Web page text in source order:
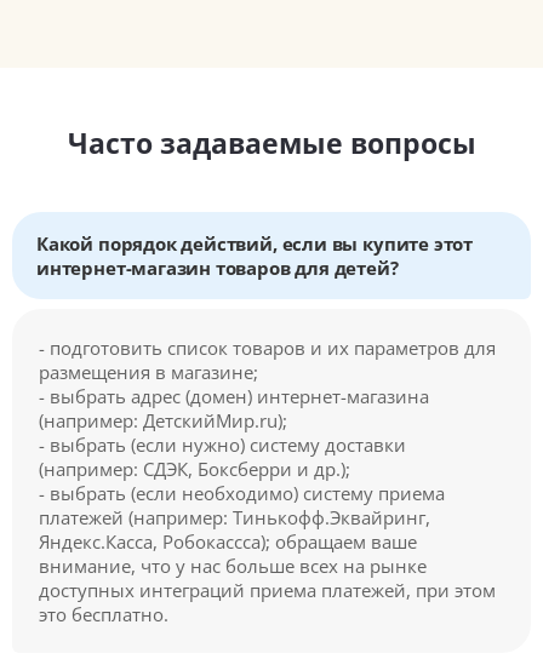
Часто задаваемые вопросы
Какой порядок действий, если вы купите этот
интернет-магазин товаров для детей?
- подготовить список товаров и их параметров для
размещения в магазине;
- выбрать адрес (домен) интернет-магазина
(например: ДетскийМир.ru);
- выбрать (если нужно) систему доставки
(например: СДЭК, Боксберри и др.);
- выбрать (если необходимо) систему приема
платежей (например: Тинькофф.Эквайринг,
Яндекс.Касса, Робокассса); обращаем ваше
внимание, что у нас больше всех на рынке
доступных интеграций приема платежей, при этом
это бесплатно.